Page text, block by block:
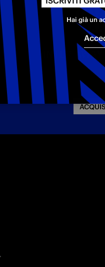
INTER
Different Fields. Same
Away.
Hai già un